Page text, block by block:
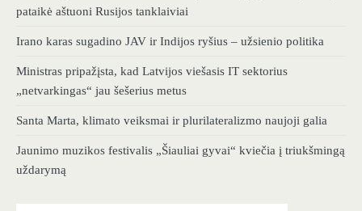
pataikė aštuoni Rusijos tanklaiviai
Irano karas sugadino JAV ir Indijos ryšius – užsienio politika
Ministras pripažįsta, kad Latvijos viešasis IT sektorius
„netvarkingas“ jau šešerius metus
Santa Marta, klimato veiksmai ir plurilateralizmo naujoji galia
Jaunimo muzikos festivalis „Šiauliai gyvai“ kviečia į triukšmingą
uždarymą